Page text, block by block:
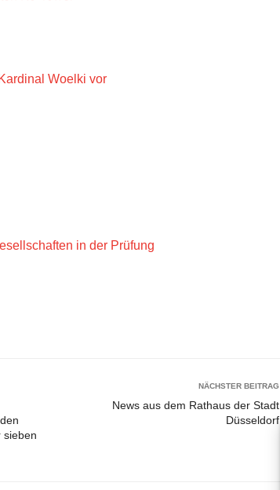
Woelki vor
in der Prüfung
sieben
NÄCHSTER BEITRAG
News aus dem Rathaus der Stadt
Düsseldorf